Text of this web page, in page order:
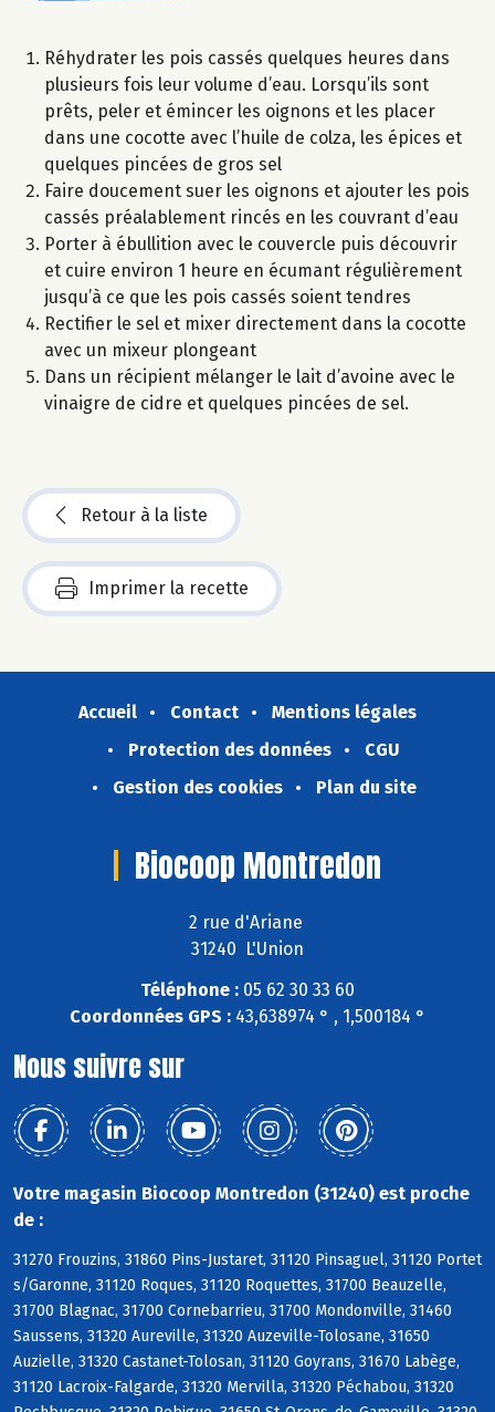
Réhydrater les pois cassés quelques heures dans
plusieurs fois leur volume d’eau. Lorsqu’ils sont
prêts, peler et émincer les oignons et les placer
dans une cocotte avec l’huile de colza, les épices et
quelques pincées de gros sel
Faire doucement suer les oignons et ajouter les pois
cassés préalablement rincés en les couvrant d’eau
Porter à ébullition avec le couvercle puis découvrir
et cuire environ 1 heure en écumant régulièrement
jusqu’à ce que les pois cassés soient tendres
Rectifier le sel et mixer directement dans la cocotte
avec un mixeur plongeant
Dans un récipient mélanger le lait d’avoine avec le
vinaigre de cidre et quelques pincées de sel.
Retour à la liste
Imprimer la recette
Accueil Contact
Mentions légales
Protection des données
CGU
Gestion des cookies
Plan du site
Biocoop Montredon
2 rue d'Ariane
31240 L'Union
Téléphone : 05 62 30 33 60
Coordonnées GPS : 43,638974 ° , 1,500184 °
Nous suivre sur
Votre magasin Biocoop Montredon (31240) est proche
de :
31270 Frouzins, 31860 Pins-Justaret, 31120 Pinsaguel, 31120 Portet
s/Garonne, 31120 Roques, 31120 Roquettes, 31700 Beauzelle,
31700 Blagnac, 31700 Cornebarrieu, 31700 Mondonville, 31460
Saussens, 31320 Aureville, 31320 Auzeville-Tolosane, 31650
Auzielle, 31320 Castanet-Tolosan, 31120 Goyrans, 31670 Labège,
31120 Lacroix-Falgarde, 31320 Mervilla, 31320 Péchabou, 31320